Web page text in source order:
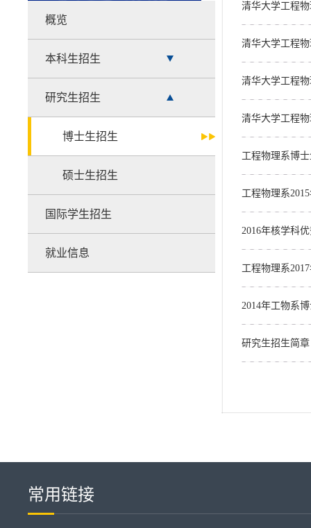
概览
本科生招生
研究生招生
博士生招生
硕士生招生
国际学生招生
就业信息
清华大学工程
清华大学工程
清华大学工程
清华大学工程
工程物理系博
工程物理系
2016年核学科
工程物理系
2014年工物系
研究生招生简章
常用链接